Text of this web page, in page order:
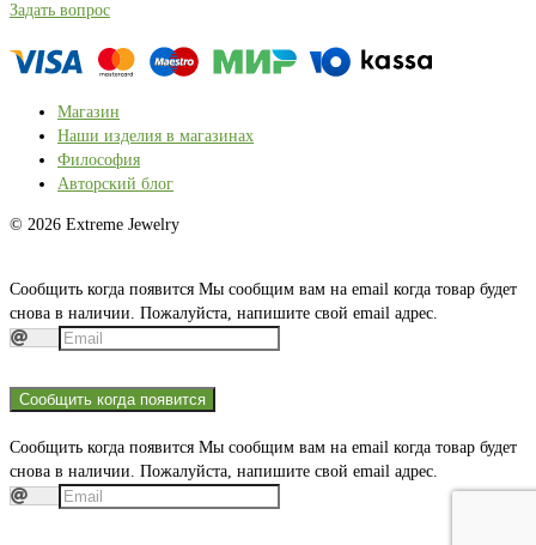
Задать вопрос
Магазин
Наши изделия в магазинах
Философия
Авторский блог
© 2026 Extreme Jewelry
Сообщить когда появится Мы сообщим вам на email когда товар будет
снова в наличии. Пожалуйста, напишите свой email адрес.
Сообщить когда появится
Сообщить когда появится Мы сообщим вам на email когда товар будет
снова в наличии. Пожалуйста, напишите свой email адрес.